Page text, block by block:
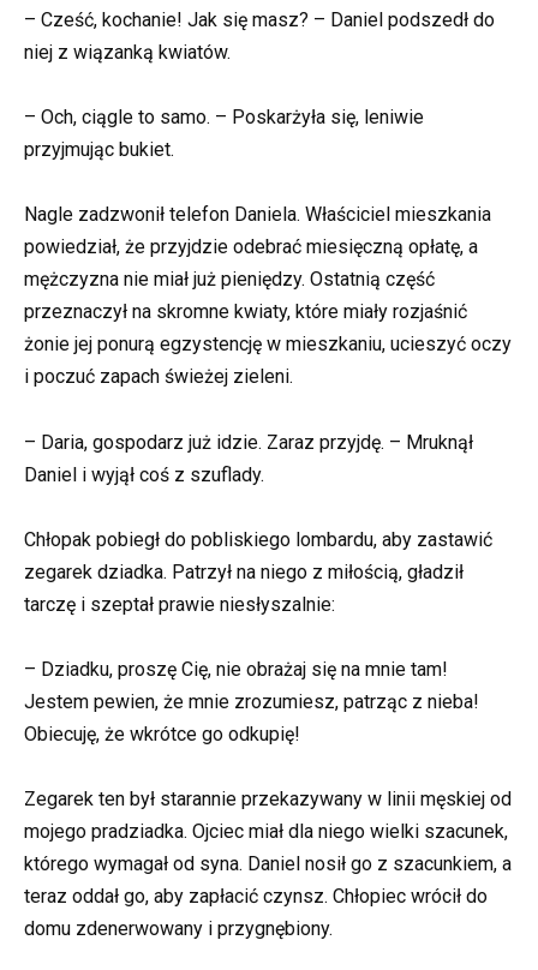
– Cześć, kochanie! Jak się masz? – Daniel podszedł do
niej z wiązanką kwiatów.
– Och, ciągle to samo. – Poskarżyła się, leniwie
przyjmując bukiet.
Nagle zadzwonił telefon Daniela. Właściciel mieszkania
powiedział, że przyjdzie odebrać miesięczną opłatę, a
mężczyzna nie miał już pieniędzy. Ostatnią część
przeznaczył na skromne kwiaty, które miały rozjaśnić
żonie jej ponurą egzystencję w mieszkaniu, ucieszyć oczy
i poczuć zapach świeżej zieleni.
– Daria, gospodarz już idzie. Zaraz przyjdę. – Mruknął
Daniel i wyjął coś z szuflady.
Chłopak pobiegł do pobliskiego lombardu, aby zastawić
zegarek dziadka. Patrzył na niego z miłością, gładził
tarczę i szeptał prawie niesłyszalnie:
– Dziadku, proszę Cię, nie obrażaj się na mnie tam!
Jestem pewien, że mnie zrozumiesz, patrząc z nieba!
Obiecuję, że wkrótce go odkupię!
Zegarek ten był starannie przekazywany w linii męskiej od
mojego pradziadka. Ojciec miał dla niego wielki szacunek,
którego wymagał od syna. Daniel nosił go z szacunkiem, a
teraz oddał go, aby zapłacić czynsz. Chłopiec wrócił do
domu zdenerwowany i przygnębiony.